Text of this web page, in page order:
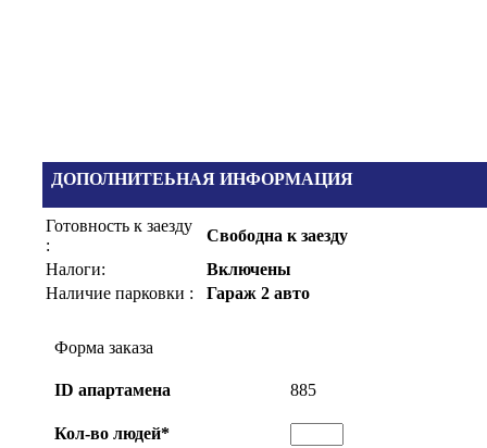
ДОПОЛНИТЕЬНАЯ ИНФОРМАЦИЯ
Готовность к заезду
:
Свободна к заезду
Налоги:
Включены
Наличие парковки :
Гараж 2 авто
Форма заказа
ID апартаменa 885
Кол-во людей*